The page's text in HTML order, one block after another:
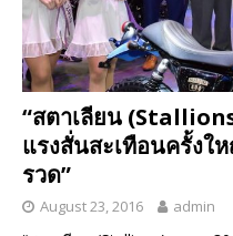
“สตาเลียน
แรงสั่นสะเทือนครั้งใ
รวด”
August 23, 2016 admin